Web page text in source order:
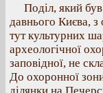
Поділ, який
давнього Києва, з
тут культурних
археологічної
заповідної, не
До охоронної